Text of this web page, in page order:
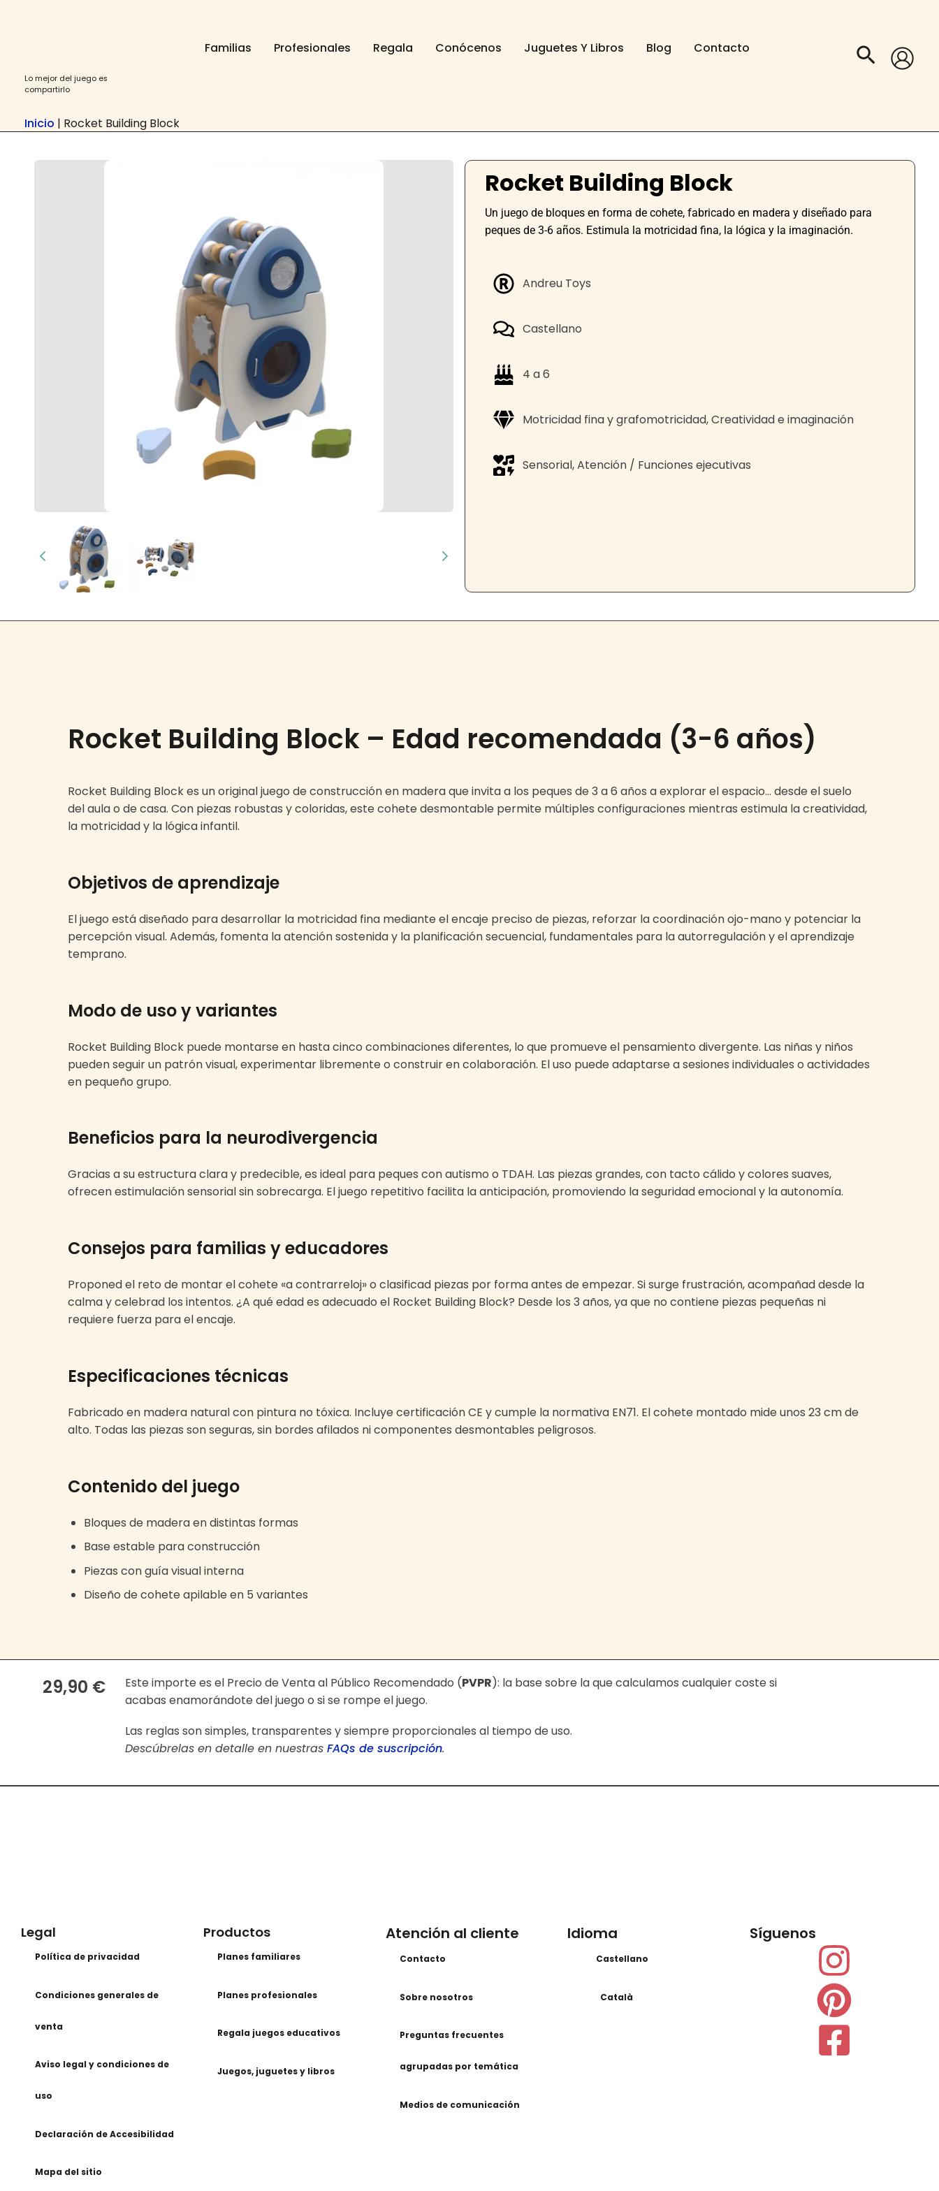
Lo mejor del juego es
compartirlo
Familias Profesionales Regala Conócenos Juguetes Y Libros Blog Contacto Buscar
Inicio | Rocket Building Block
Rocket Building Block
Un juego de bloques en forma de cohete, fabricado en madera y diseñado para
peques de 3-6 años. Estimula la motricidad fina, la lógica y la imaginación.
Andreu Toys
Castellano
4 a 6
Motricidad fina y grafomotricidad, Creatividad e imaginación
Sensorial, Atención / Funciones ejecutivas
Rocket Building Block – Edad recomendada (3-6 años)
Rocket Building Block es un original juego de construcción en madera que invita a los peques de 3 a 6 años a explorar el espacio… desde el suelo
del aula o de casa. Con piezas robustas y coloridas, este cohete desmontable permite múltiples configuraciones mientras estimula la creatividad,
la motricidad y la lógica infantil.
Objetivos de aprendizaje
El juego está diseñado para desarrollar la motricidad fina mediante el encaje preciso de piezas, reforzar la coordinación ojo-mano y potenciar la
percepción visual. Además, fomenta la atención sostenida y la planificación secuencial, fundamentales para la autorregulación y el aprendizaje
temprano.
Modo de uso y variantes
Rocket Building Block puede montarse en hasta cinco combinaciones diferentes, lo que promueve el pensamiento divergente. Las niñas y niños
pueden seguir un patrón visual, experimentar libremente o construir en colaboración. El uso puede adaptarse a sesiones individuales o actividades
en pequeño grupo.
Beneficios para la neurodivergencia
Gracias a su estructura clara y predecible, es ideal para peques con autismo o TDAH. Las piezas grandes, con tacto cálido y colores suaves,
ofrecen estimulación sensorial sin sobrecarga. El juego repetitivo facilita la anticipación, promoviendo la seguridad emocional y la autonomía.
Consejos para familias y educadores
Proponed el reto de montar el cohete «a contrarreloj» o clasificad piezas por forma antes de empezar. Si surge frustración, acompañad desde la
calma y celebrad los intentos. ¿A qué edad es adecuado el Rocket Building Block? Desde los 3 años, ya que no contiene piezas pequeñas ni
requiere fuerza para el encaje.
Especificaciones técnicas
Fabricado en madera natural con pintura no tóxica. Incluye certificación CE y cumple la normativa EN71. El cohete montado mide unos 23 cm de
alto. Todas las piezas son seguras, sin bordes afilados ni componentes desmontables peligrosos.
Contenido del juego
Bloques de madera en distintas formas
Base estable para construcción
Piezas con guía visual interna
Diseño de cohete apilable en 5 variantes
29,90 € Este importe es el Precio de Venta al Público Recomendado (PVPR): la base sobre la que calculamos cualquier coste si
acabas enamorándote del juego o si se rompe el juego.
Las reglas son simples, transparentes y siempre proporcionales al tiempo de uso.
Descúbrelas en detalle en nuestras FAQs de suscripción.
Legal
Política de privacidad
Condiciones generales de
venta
Aviso legal y condiciones de
uso
Declaración de Accesibilidad
Mapa del sitio
Productos
Planes familiares
Planes profesionales
Regala juegos educativos
Juegos, juguetes y libros
Atención al cliente
Contacto
Sobre nosotros
Preguntas frecuentes
agrupadas por temática
Medios de comunicación
Idioma
Castellano
Català
Síguenos